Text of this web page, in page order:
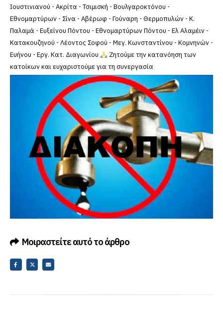
Ιουστινιανού - Ακρίτα - Τσιμισκή - Βουλγαροκτόνου -
Εθνομαρτύρων - Σίνα - Αβέρωφ - Γούναρη - Θερμοπυλών - Κ.
Παλαμά - Ευξείνου Πόντου - Εθνομαρτύρων Πόντου - Ελ Αλαμέιν -
Κατακουζηνού - Λέοντος Σοφού - Μεγ. Κωνσταντίνου - Κομνηνών -
Ευήνου - Εργ. Κατ. Διαγωνίου
Ζητούμε την κατανόηση των
κατοίκων και ευχαριστούμε για τη συνεργασία
Μοιραστείτε αυτό το άρθρο